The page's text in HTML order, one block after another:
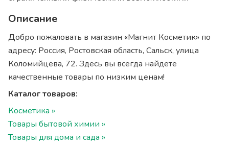
Описание
Добро пожаловать в магазин «Магнит Косметик» по
адресу: Россия, Ростовская область, Сальск, улица
Коломийцева, 72. Здесь вы всегда найдете
качественные товары по низким ценам!
Каталог товаров:
Косметика »
Товары бытовой химии »
Товары для дома и сада »